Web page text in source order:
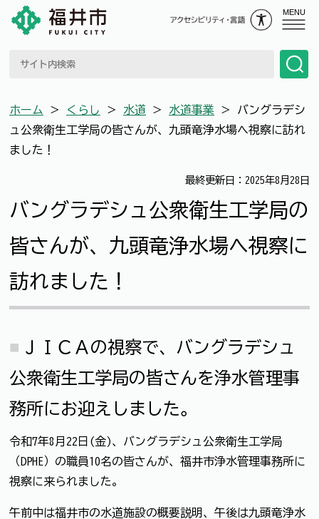
MENU
ホーム ＞ くらし ＞ 水道 ＞ 水道事業 ＞
バングラデシ
ュ公衆衛生工学局の皆さんが、九頭竜浄水場へ視察に訪れ
ました！
最終更新日：2025年8月28日
バングラデシュ公衆衛生工学局の
皆さんが、九頭竜浄水場へ視察に
訪れました！
ＪＩＣＡの視察で、バングラデシュ
公衆衛生工学局の皆さんを浄水管理事
務所にお迎えしました。
令和7年8月22日(金)、バングラデシュ公衆衛生工学局
（DPHE）の職員10名の皆さんが、福井市浄水管理事務所に
視察に来られました。
午前中は福井市の水道施設の概要説明、午後は九頭竜浄水